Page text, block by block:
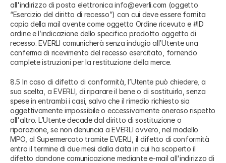
all'indirizzo di posta elettronica info@everli.com (oggetto
“Esercizio del diritto di recesso”) con cui deve essere fornita
copia della mail avente come oggetto Ordine ricevuto e #ID
ordine e l’indicazione dello specifico prodotto oggetto di
recesso. EVERLI comunicherà senza indugio all’Utente una
conferma di ricevimento del recesso esercitato, fornendo
complete istruzioni per la restituzione della merce.
8.5 In caso di difetto di conformità, l’Utente può chiedere, a
sua scelta, a EVERLI, di riparare il bene o di sostituirlo, senza
spese in entrambi i casi, salvo che il rimedio richiesto sia
oggettivamente impossibile o eccessivamente oneroso rispetto
all'altro. L’Utente decade dal diritto di sostituzione o
riparazione, se non denuncia a EVERLI ovvero, nel modello
MPO, al Supermercato tramite EVERLI, il difetto di conformità
entro il termine di due mesi dalla data in cui ha scoperto il
difetto dandone comunicazione mediante e-mail all'indirizzo di